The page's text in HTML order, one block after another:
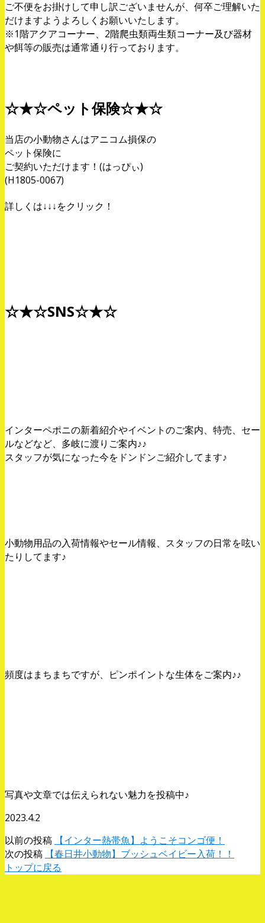
ご不便をお掛けして申し訳ございませんが、何卒ご理解いた
だけますようよろしくお願いいたします。
※1階アクアコーナー、2階爬虫類両生類コーナー及び器材
や餌等の販売は通常通り行っております。
☆★☆ペット保険☆★☆
当店の小動物さんはアニコム損保の
ペット保険に
ご契約いただけます！(はっぴぃ)
(H1805-0067)
詳しくは↓↓↓をクリック！
☆★☆SNS☆★☆
インターペポニの新着紹介やイベントのご案内、特売、セー
ルなどなど、多岐に渡りご案内♪♪
スタッフが気になった今をドンドンご紹介してます♪
小動物用品の入荷情報やセール情報、スタッフの日常を呟い
たりしてます♪
頻度はまちまちですが、ピンポイントな生体をご案内♪♪
写真や文章では伝えられない魅力を投稿中♪
2023.4.2
以前の投稿
【インター熱帯魚】ようこそコンゴ便！
次の投稿
【春日井小動物】ブッシュベイビー入荷！！
トップに戻る